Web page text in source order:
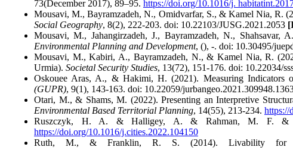
73(December 2017), 89–95. https://doi.org/10.1016/j.
Mousavi, M., Bayramzadeh, N., Omidvarfar, S., & Kamel Nia, R.
Social Geography, 8(2), 222-203. doi: 10.22103/JUSG.2021.2053
Mousavi, M., Jahangirzadeh, J., Bayramzadeh, N.,
Environmental Planning and Development, (), -. doi: 10.30495/
Mousavi, M., Kabiri, A., Bayramzadeh, N., & Kamel Nia, R.
Urmia). Societal Security Studies, 13(72), 151-176. doi: 10.22034/
Oskouee Aras, A., & Hakimi, H. (2021). Measuring Indicators
(GUPR), 9(1), 143-163. doi: 10.22059/
Otari, M., & Shams, M. (2022). Presenting an Interpretive
Environmental Based Territorial Planning, 14(55), 213-234. https://
Ruszczyk, H. A. & Halligey, A. & Rahman, M. F. &
https://doi.org/10.1016/j.cities.2022.104150
Ruth, M., & Franklin, R. S. (2014). Livability for